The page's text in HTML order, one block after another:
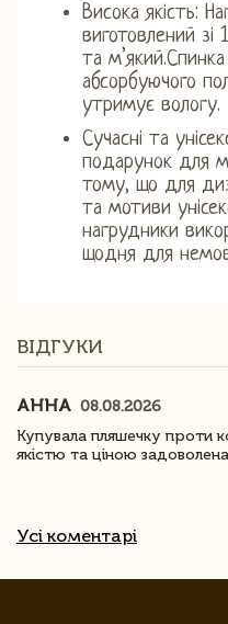
Висока якість:
виготовлений зі
та
абсорбуючого
утримує вологу.
Сучасні та
подарунок для
тому, що для
та мотиви
нагрудники
щодня для
ВІДГУКИ
АННА 08.08.2026
Купувала пляшечку проти
якістю та ціною
Усі коментарі